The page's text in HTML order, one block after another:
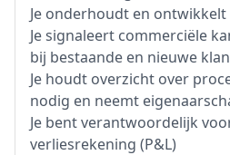
Je onderhoudt en
Je signaleert commerciële
bij bestaande en nieuwe
Je houdt overzicht over
nodig en neemt
Je bent verantwoordelijk
verliesrekening (P&L)